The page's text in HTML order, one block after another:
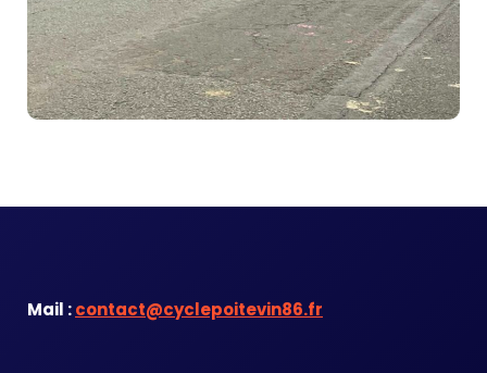
Mail :contact@cyclepoitevin86.fr